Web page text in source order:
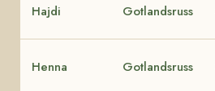
Hajdi Gotlandsruss
Henna Gotlandsruss